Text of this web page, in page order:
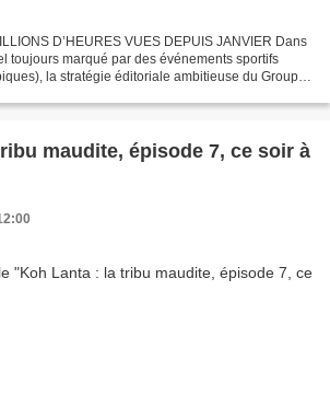
D’HEURES VUES DEPUIS JANVIER Dans
toujours marqué par des événements sportifs
la stratégie éditoriale ambitieuse du Groupe
maudite, épisode 7, ce soir à